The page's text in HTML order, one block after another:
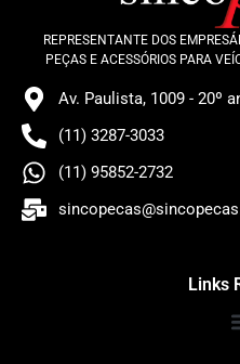
REPRESENTANTE DOS
PEÇAS E ACESSÓRIOS PARA
Av. Paulista, 1009 - 20º
(11) 3287-3033
(11) 95852-2732
Links